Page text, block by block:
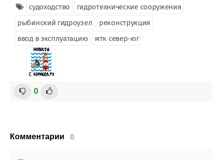
судоходство
гидротехнические сооружения
рыбинский гидроузел
реконструкция
ввод в эксплуатацию
мтк север-юг
0
Комментарии 0.